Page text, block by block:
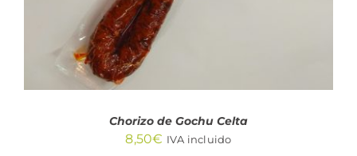
Chorizo de Gochu Celta
8,50€ IVA incluido